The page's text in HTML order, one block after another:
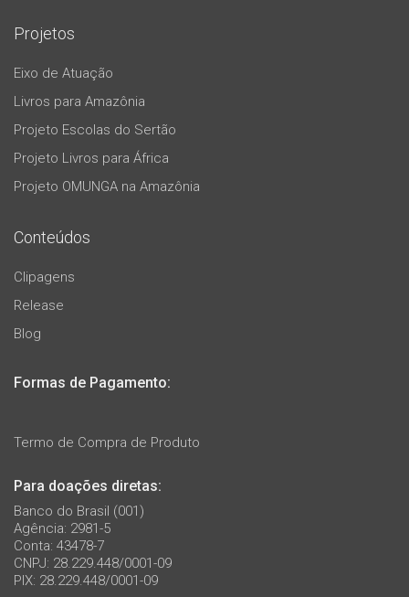
Projetos
Eixo de Atuação
Livros para Amazônia
Projeto Escolas do Sertão
Projeto Livros para África
Projeto OMUNGA na Amazônia
Conteúdos
Clipagens
Release
Blog
Formas de Pagamento:
Termo de Compra de Produto
Para doações diretas:
Banco do Brasil (001)
Agência: 2981-5
Conta: 43478-7
CNPJ: 28.229.448/0001-09
PIX: 28.229.448/0001-09